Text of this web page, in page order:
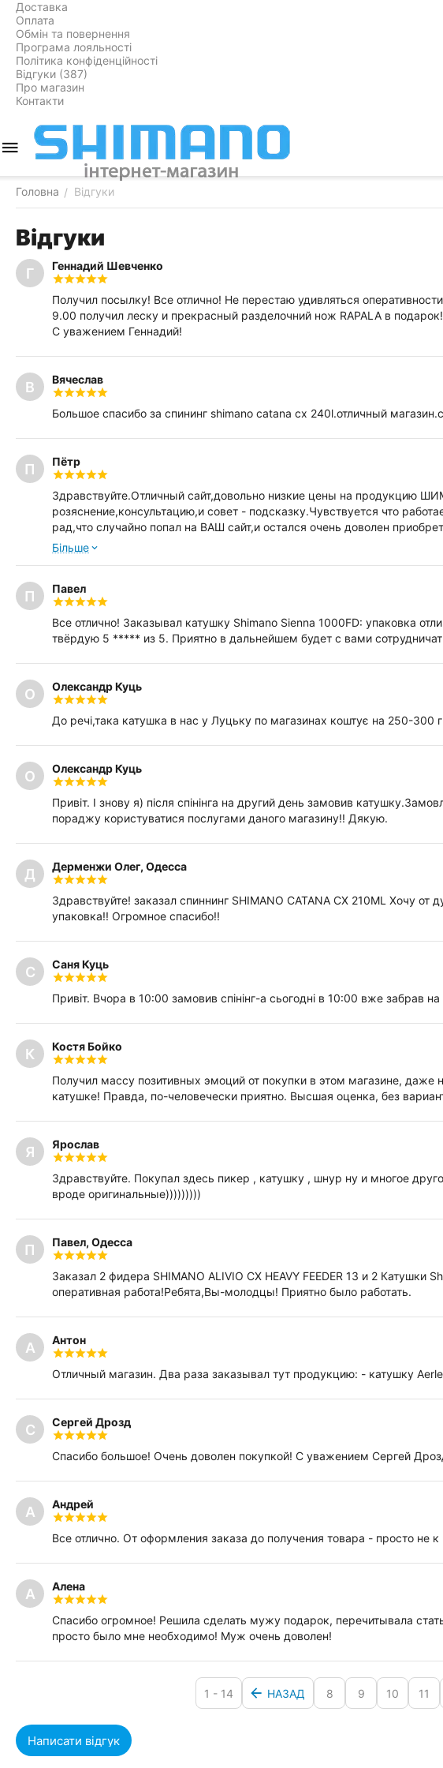
Доставка
Оплата
Обмін та повернення
Програма лояльності
Політика конфіденційності
Відгуки (387)
Про магазин
Контакти
Головна / Відгуки
Відгуки
Г Геннадий Шевченко
Получил посылку! Все отлично! Не перестаю удивляться
9.00 получил леску и прекрасный разделочний нож RAPALA в
С уважением Геннадий!
В Вячеслав
Большое спасибо за спининг shimano catana cx 240l.отличный
П Пётр
Здравствуйте.Отличный сайт,довольно низкие цены на продукцию
розяснение,консультацию,и совет - подсказку.Чувствуется что
рад,что случайно попал на ВАШ сайт,и остался очень доволен
TECHNIUM 1000 FD, Катушка Shimano EXAGE 3000S RC,Спиннинг
огромное спасибо за приятный сюрприз в виде каталога 2015.И ещё
Бiльше
П Павел
Все отлично! Заказывал катушку Shimano Sienna 1000FD: упаковка
твёрдую 5 ***** из 5. Приятно в дальнейшем будет с вами
О Олександр Куць
До речі,така катушка в нас у Луцьку по магазинах коштує на 250-300
О Олександр Куць
Привіт. І знову я) після спінінга на другий день замовив
пораджу користуватися послугами даного магазину!! Дякую.
Д Дерменжи Олег, Одесса
Здравствуйте! заказал спиннинг SHIMANO CATANA CX 210ML Хочу
упаковка!! Огромное спасибо!!
С Саня Куць
Привіт. Вчора в 10:00 замовив спінінг-а сьогодні в 10:00 вже забрав
К Костя Бойко
Получил массу позитивных эмоций от покупки в этом магазине,
катушке! Правда, по-человечески приятно. Высшая оценка, без
Я Ярослав
Здравствуйте. Покупал здесь пикер , катушку , шнур ну и многое
вроде оригинальные)))))))))
П Павел, Одесса
Заказал 2 фидера SHIMANO ALIVIO CX HEAVY FEEDER 13 и 2
оперативная работа!Ребята,Вы-молодцы! Приятно было работать.
А Антон
Отличный магазин. Два раза заказывал тут продукцию: - катушку
С Сергей Дрозд
Спасибо большое! Очень доволен покупкой! С уважением Сергей
А Андрей
Все отлично. От оформления заказа до получения товара - просто не
А Алена
Спасибо огромное! Решила сделать мужу подарок, перечитывала
просто было мне необходимо! Муж очень доволен!
1 - 14 НАЗАД 8 9 10 11
Написати відгук